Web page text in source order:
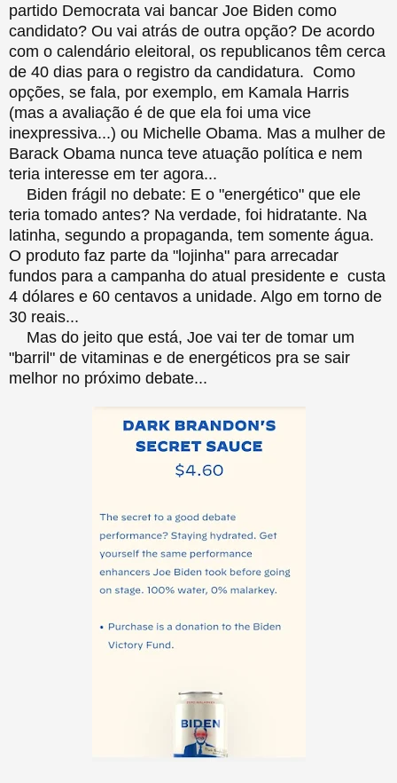
partido Democrata vai bancar Joe Biden como
candidato? Ou vai atrás de outra opção? De acordo
com o calendário eleitoral, os republicanos têm cerca
de 40 dias para o registro da candidatura. Como
opções, se fala, por exemplo, em Kamala Harris
(mas a avaliação é de que ela foi uma vice
inexpressiva...) ou Michelle Obama. Mas a mulher de
Barack Obama nunca teve atuação política e nem
teria interesse em ter agora...
Biden frágil no debate: E o "energético" que ele
teria tomado antes? Na verdade, foi hidratante. Na
latinha, segundo a propaganda, tem somente água.
O produto faz parte da "lojinha" para arrecadar
fundos para a campanha do atual presidente e custa
4 dólares e 60 centavos a unidade. Algo em torno de
30 reais...
Mas do jeito que está, Joe vai ter de tomar um
"barril" de vitaminas e de energéticos pra se sair
melhor no próximo debate...